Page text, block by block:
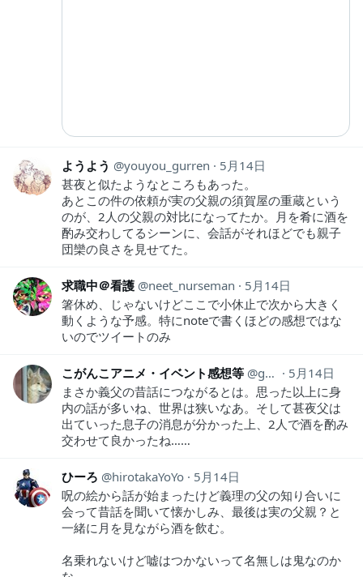
ようよう youyou_gurren
5月14日
甚夜と似たようなところもあった。
あとこの件の依頼が実の父親の須賀屋の重蔵という
のが、2人の父親の対比になってたか。月を肴に酒を
酌み交わしてるシーンに、会話がそれほどでも親子
団欒の良さを見せてた。
求職中＠看護 neet_nurseman
5月14日
箸休め、じゃないけどここで小休止で次から大きく
動くような予感。特にnoteで書くほどの感想ではな
いのでツイートのみ
こがんこアニメ・イベント感想等 ganko_thought44
5月14日
まさか義父の昔話につながるとは。思った以上に身
内の話が多いね、世界は狭いなあ。そして甚夜父は
出ていった息子の消息が分かった上、2人で酒を酌み
交わせて良かったね……
ひーろ hirotakaYoYo
5月14日
呪の絵から話が始まったけど義理の父の知り合いに
会って昔話を聞いて懐かしみ、最後は実の父親？と
一緒に月を見ながら酒を飲む。
名乗れないけど嘘はつかないって名無しは鬼なのか